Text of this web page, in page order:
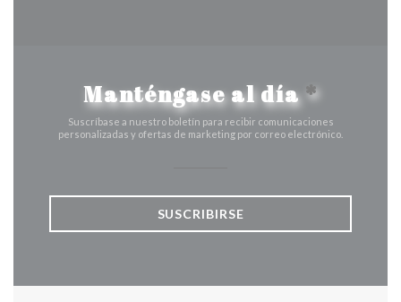
Manténgase al día*
Suscríbase a nuestro boletín para recibir comunicaciones
personalizadas y ofertas de marketing por correo electrónico.
SUSCRIBIRSE